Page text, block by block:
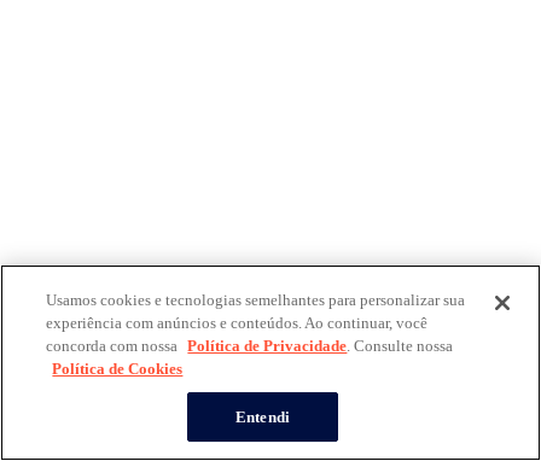
Usamos cookies e tecnologias semelhantes para personalizar sua
experiência com anúncios e conteúdos. Ao continuar, você
concorda com nossa Política de Privacidade. Consulte nossa
Política de Cookies
Entendi